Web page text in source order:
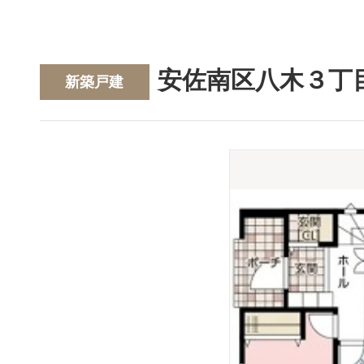
新築戸建 安佐南区八木３丁